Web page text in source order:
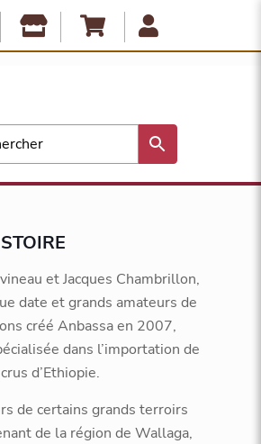
août au 17 août. Les commandes ne seront
partir du 18 août. Bonnes vacances !
et Jacques Chambrillon,
date et grands amateurs de
créé Anbassa en 2007,
dans l’importation de
d’Ethiopie.
de certains grands terroirs
de la région de Wallaga,